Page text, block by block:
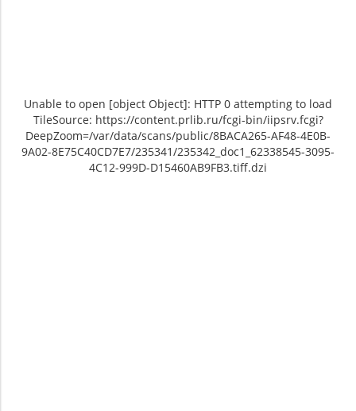
Unable to open [object Object]: HTTP 0 attempting to load
TileSource: https://content.prlib.ru/fcgi-bin/iipsrv.fcgi?
DeepZoom=/var/data/scans/public/8BACA265-AF48-4E0B-
9A02-8E75C40CD7E7/235341/235342_doc1_62338545-3095-
4C12-999D-D15460AB9FB3.tiff.dzi